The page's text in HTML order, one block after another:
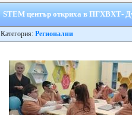
STEM център откриха в ПГХВХТ-
Категория: Регионални